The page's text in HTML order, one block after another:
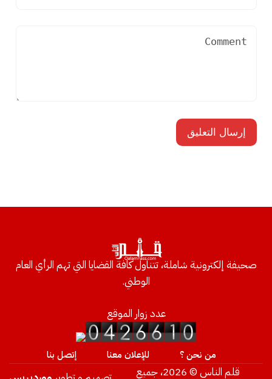
صحيفة إلكترونية شاملة، تتناول كافة القضايا التي تهم الرأي العام
الوطني.
عدد زوار الموقع
من نحن ؟ للإعلان معنا إتصل بنا
قلم الناس © 2026، جميع